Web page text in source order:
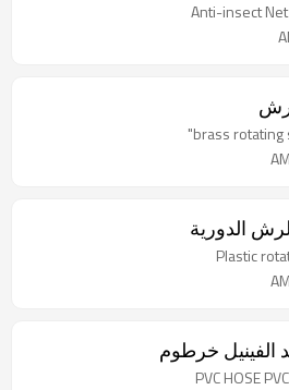
Anti-insect
brass rotating
الدورية
Plastic
الفينيل خرطوم
PVC HOSE